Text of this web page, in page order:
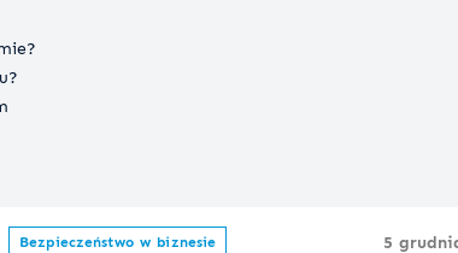
Bezpieczeństwo w biznesie 5